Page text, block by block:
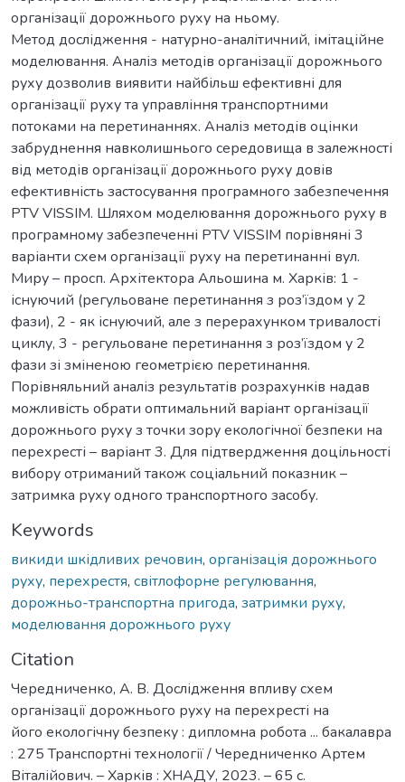
організації дорожнього руху на ньому.
Метод дослідження - натурно-аналітичний, імітаційне
моделювання. Аналіз методів організації дорожнього
руху дозволив виявити найбільш ефективні для
організації руху та управління транспортними
потоками на перетинаннях. Аналіз методів оцінки
забруднення навколишнього середовища в залежності
від методів організації дорожнього руху довів
ефективність застосування програмного забезпечення
PTV VISSIM. Шляхом моделювання дорожнього руху в
програмному забезпеченні PTV VISSIM порівняні 3
варіанти схем організації руху на перетинанні вул.
Миру – просп. Архітектора Альошина м. Харків: 1 -
існуючий (регульоване перетинання з роз’їздом у 2
фази), 2 - як існуючий, але з перерахунком тривалості
циклу, 3 - регульоване перетинання з роз’їздом у 2
фази зі зміненою геометрією перетинання.
Порівняльний аналіз результатів розрахунків надав
можливість обрати оптимальний варіант організації
дорожнього руху з точки зору екологічної безпеки на
перехресті – варіант 3. Для підтвердження доцільності
вибору отриманий також соціальний показник –
затримка руху одного транспортного засобу.
Keywords
викиди шкідливих речовин, організація дорожнього
руху, перехрестя, світлофорне регулювання,
дорожньо-транспортна пригода, затримки руху,
моделювання дорожнього руху
Citation
Чередниченко, А. В. Дослідження впливу схем
організації дорожнього руху на перехресті на
його екологічну безпеку : дипломна робота ... бакалавра
: 275 Транспортні технології / Чередниченко Артем
Віталійович. – Харків : ХНАДУ, 2023. – 65 с.